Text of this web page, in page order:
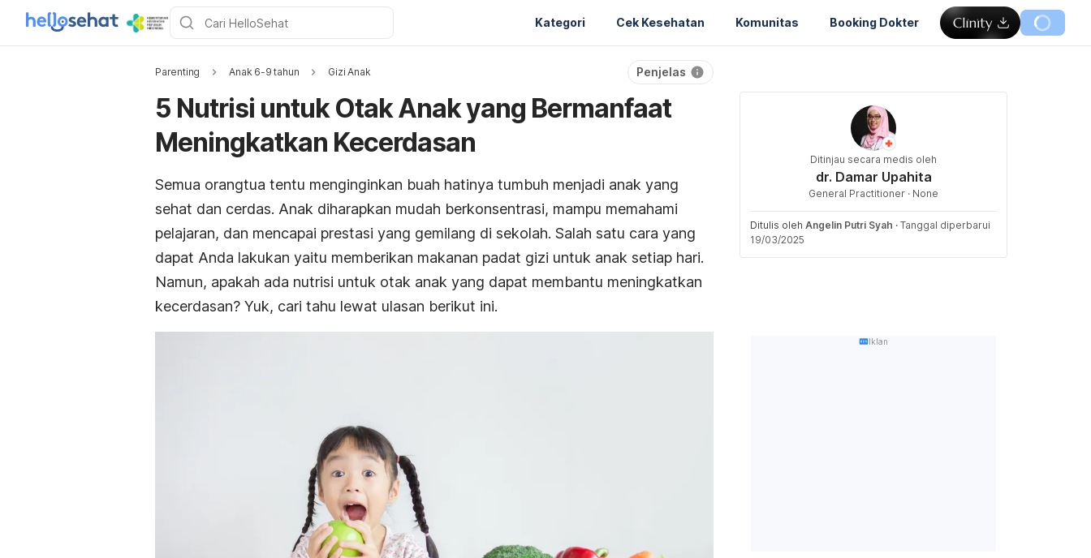
Kategori Cek Kesehatan Komunitas Booking Dokter
Parenting Anak 6-9 tahun Gizi Anak Penjelas
5 Nutrisi untuk Otak Anak yang Bermanfaat
Meningkatkan Kecerdasan
Semua orangtua tentu menginginkan buah hatinya tumbuh menjadi anak yang
sehat dan cerdas. Anak diharapkan mudah berkonsentrasi, mampu memahami
pelajaran, dan mencapai prestasi yang gemilang di sekolah. Salah satu cara yang
dapat Anda lakukan yaitu memberikan makanan padat gizi untuk anak setiap hari.
Namun, apakah ada nutrisi untuk otak anak yang dapat membantu meningkatkan
kecerdasan? Yuk, cari tahu lewat ulasan berikut ini.
Ditinjau secara medis oleh
dr. Damar Upahita
General Practitioner · None
Ditulis oleh Angelin Putri Syah · Tanggal diperbarui
19/03/2025
Iklan